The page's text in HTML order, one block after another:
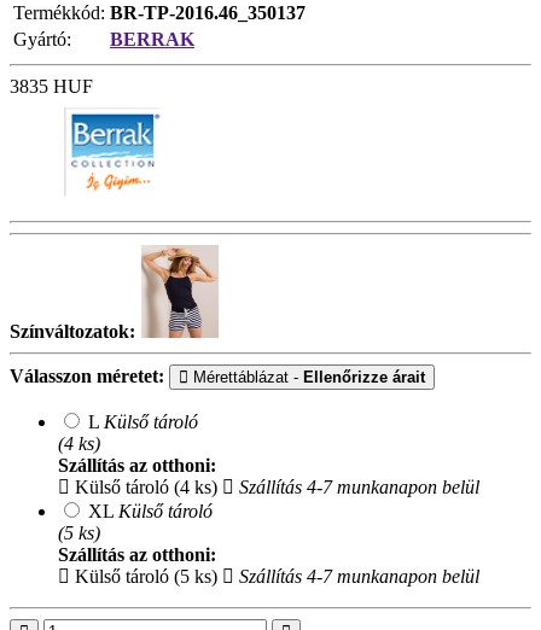
Termékkód: BR-TP-2016.46_350137
Gyártó:
BERRAK
3835 HUF
Színváltozatok:
Válasszon méretet: Mérettáblázat - Ellenőrizze árait
L Külső tároló
(4 ks)
Szállítás az otthoni:
Külső tároló (4 ks)
Szállítás 4-7 munkanapon belül
XL Külső tároló
(5 ks)
Szállítás az otthoni:
Külső tároló (5 ks)
Szállítás 4-7 munkanapon belül